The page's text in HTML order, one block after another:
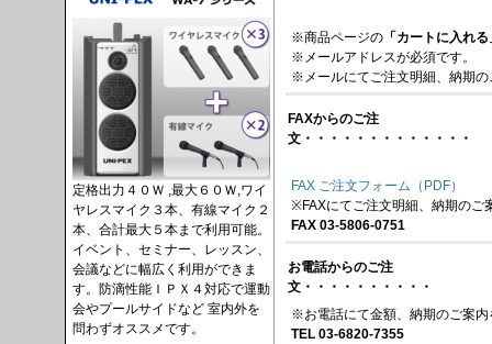
※商品ページの 「カートに入れる
※メールアドレスが必須です。
※メールにてご注文明細、納期
FAXからのご注
文・・・・・・・・・・・・・
FAX ご注文フォーム（PDF）
※FAXにてご注文明細、納期のご
FAX 03-5806-0751
お電話からのご注
文・・・・・・・・・・
※お電話にて金額、納期のご案内
TEL 03-6820-7355
定格出力４０Ｗ ,最大６０Ｗ,ワイ
ヤレスマイク３本、有線マイク２
本、合計最大５本まで利用可能。
イベント、セミナー、レッスン、
会議などに幅広く利用ができま
す。防滴性能ＩＰＸ４対応で運動
会やプールサイドなど 室内外を
問わずオススメです。